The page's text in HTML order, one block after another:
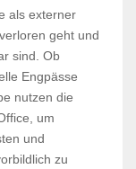
als externer
geht und
sind. Ob
Engpässe
nutzen die
um
und
zu